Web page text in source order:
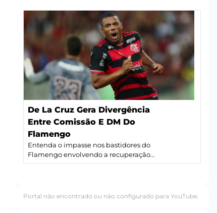
De La Cruz Gera Divergência
Entre Comissão E DM Do
Flamengo
Entenda o impasse nos bastidores do
Flamengo envolvendo a recuperação...
Portal não encontrado ou não configurado para YouTube.